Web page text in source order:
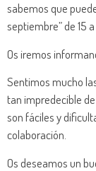
sabemos que
septiembre” de 15 a
Os iremos
Sentimos mucho
tan impredecible
son fáciles y
colaboración.
Os deseamos un